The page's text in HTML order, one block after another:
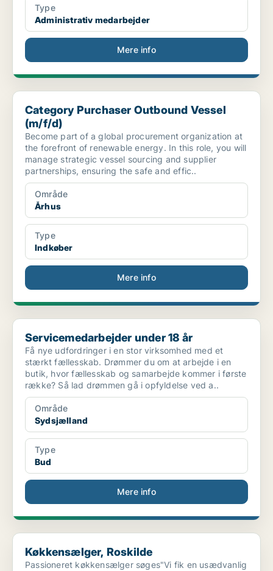
Type
Administrativ medarbejder
Mere info
Category Purchaser Outbound Vessel (m/f/d)
Category Purchaser Outbound Vessel
(m/f/d)
Become part of a global procurement organization at
the forefront of renewable energy. In this role, you will
manage strategic vessel sourcing and supplier
partnerships, ensuring the safe and effic..
Område
Århus
Type
Indkøber
Mere info
Servicemedarbejder under 18 år
Servicemedarbejder under 18 år
Få nye udfordringer i en stor virksomhed med et
stærkt fællesskab. Drømmer du om at arbejde i en
butik, hvor fællesskab og samarbejde kommer i første
række? Så lad drømmen gå i opfyldelse ved a..
Område
Sydsjælland
Type
Bud
Mere info
Køkkensælger, Roskilde
Køkkensælger, Roskilde
Passioneret køkkensælger søges"Vi fik en usædvanlig